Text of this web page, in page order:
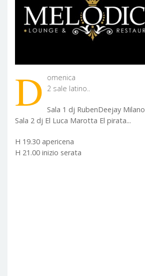
D omenica
2 sale latino..
Sala 1 dj RubenDeejay Milano
Sala 2 dj El Luca Marotta El pirata...
H 19.30 apericena
H 21.00 inizio serata